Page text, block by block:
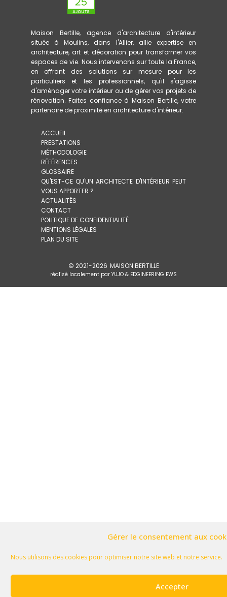
Gérer le consentement aux
Nous utilisons des cookies pour optimiser notre site web et notre service.
Accepter
Maison Bertille, agence d'architecture d'intérieur
située à Moulins, dans l'Allier, allie expertise en
architecture, art et décoration pour transformer vos
espaces de vie. Nous intervenons sur toute la France,
en offrant des solutions sur mesure pour les
particuliers et les professionnels, qu'il s'agisse
d'aménager votre intérieur ou de gérer vos projets de
rénovation. Faites confiance à Maison Bertille, votre
partenaire de proximité en architecture d'intérieur.
ACCUEIL
PRESTATIONS
MÉTHODOLOGIE
RÉFÉRENCES
GLOSSAIRE
QU'EST-CE QU'UN ARCHITECTE D'INTÉRIEUR PEUT
VOUS APPORTER ?
ACTUALITÉS
CONTACT
POLITIQUE DE CONFIDENTIALITÉ
MENTIONS LÉGALES
PLAN DU SITE
© 2021-2026 MAISON BERTILLE
réalisé localement par YUJO & EDGINEERING EWS